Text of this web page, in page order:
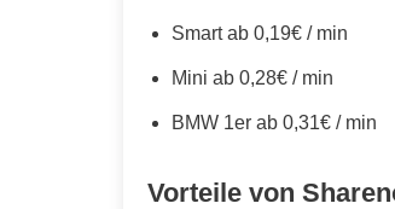
Smart ab 0,19€ / min
Mini ab 0,28€ / min
BMW 1er ab 0,31€ / min
Vorteile von